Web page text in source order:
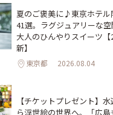
夏のご褒美に♪東京ホテル
41選。ラグジュアリーな空
大人のひんやりスイーツ【
新】
東京都 2026.08.04
【チケットプレゼント】
ら浮世絵の世界へ。「広